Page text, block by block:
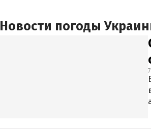
Новости погоды